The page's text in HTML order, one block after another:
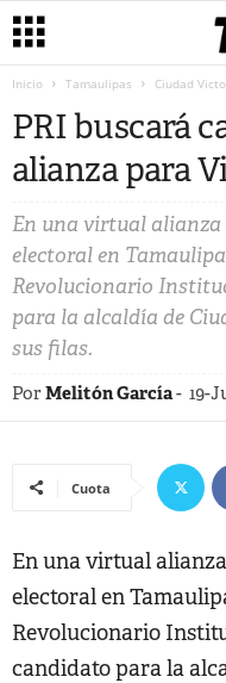
Inicio Tamaulipas Ciudad
PRI buscará
alianza para
En una virtual alianza
electoral en
Revolucionario
para la alcaldía de
sus filas.
PorMelitón García- 19-
Cuota
En una virtual
electoral en
Revolucionario
candidato para la